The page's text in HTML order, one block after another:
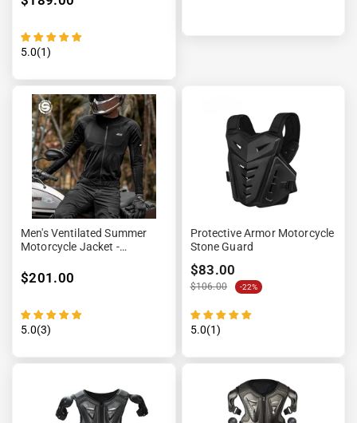
5.0(1)
Men's Ventilated Summer
Motorcycle Jacket -
$201.00
5.0(3)
Protective Armor Motorcycle
Stone Guard
$83.00
$106.00 -22%
5.0(1)